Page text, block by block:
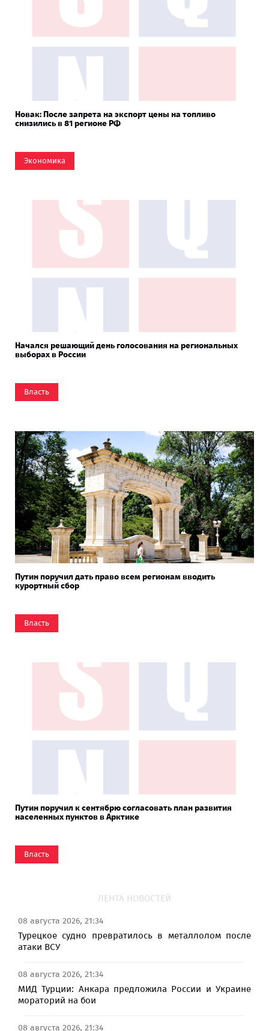
Новак: После запрета на экспорт цены на топливо
снизились в 81 регионе РФ
Экономика
Начался решающий день голосования на региональных
выборах в России
Власть
Путин поручил дать право всем регионам вводить
курортный сбор
Власть
Путин поручил к сентябрю согласовать план развития
населенных пунктов в Арктике
Власть
ЛЕНТА НОВОСТЕЙ
08 августа 2026, 21:34
Турецкое судно превратилось в металлолом после
атаки ВСУ
08 августа 2026, 21:34
МИД Турции: Анкара предложила России и Украине
мораторий на бои
08 августа 2026, 21:34